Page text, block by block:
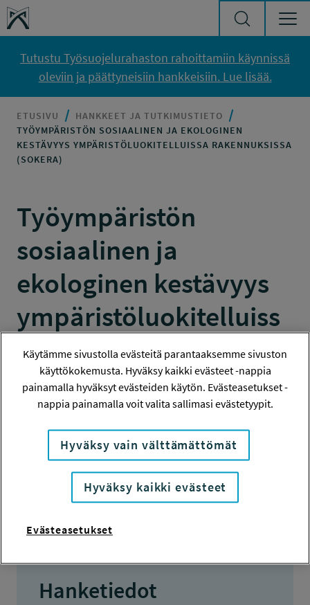
Siirry sisältöön
Työsuojelurahasto
Tutustu Työsuojelurahaston rahoittamiin käynnissä
oleviin ja päättyneisiin hankkeisiin. Lue lisää.
ETUSIVU
HANKKEET JA TUTKIMUSTIETO
TYÖYMPÄRISTÖN SOSIAALINEN JA EKOLOGINEN
KESTÄVYYS YMPÄRISTÖLUOKITELLUISSA RAKENNUKSISSA
(SOKERA)
Työympäristön
sosiaalinen ja
ekologinen kestävyys
ympäristöluokitelluiss
a rakennuksissa
(SOKERA)
TUTKIMUS
Hanketiedot
Hanketiedot
Käytämme sivustolla evästeitä parantaaksemme sivuston
käyttökokemusta. Hyväksy kaikki evästeet -nappia
painamalla hyväksyt evästeiden käytön. Evästeasetukset -
nappia painamalla voit valita sallimasi evästetyypit.
Hyväksy vain välttämättömät
Hyväksy kaikki evästeet
Evästeasetukset